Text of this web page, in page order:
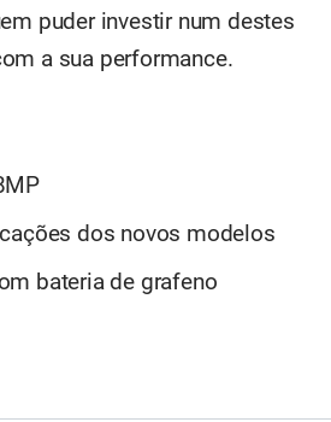
puder investir num destes
a sua performance.
dos novos modelos
bateria de grafeno